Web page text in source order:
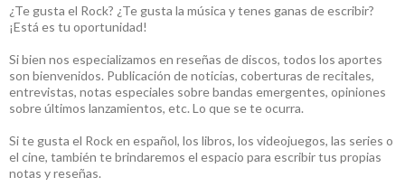
¿Te gusta el Rock? ¿Te gusta la música y tenes ganas de escribir?
¡Está es tu oportunidad!
Si bien nos especializamos en reseñas de discos, todos los aportes
son bienvenidos. Publicación de noticias, coberturas de recitales,
entrevistas, notas especiales sobre bandas emergentes, opiniones
sobre últimos lanzamientos, etc. Lo que se te ocurra.
Si te gusta el Rock en español, los libros, los videojuegos, las series o
el cine, también te brindaremos el espacio para escribir tus propias
notas y reseñas.